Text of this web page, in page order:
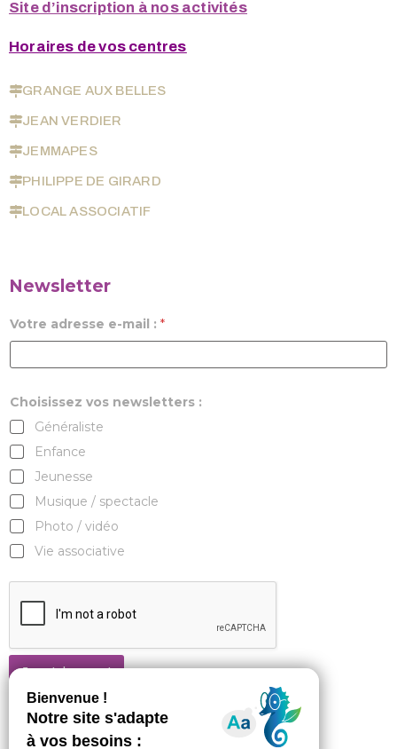
Site d’inscription à nos activités
Horaires de vos centres
GRANGE AUX BELLES
JEAN VERDIER
JEMMAPES
PHILIPPE DE GIRARD
LOCAL ASSOCIATIF
Newsletter
Votre adresse e-mail : *
Choisissez vos newsletters :
Généraliste
Enfance
Jeunesse
Musique / spectacle
Photo / vidéo
Vie associative
Je m'abonne !